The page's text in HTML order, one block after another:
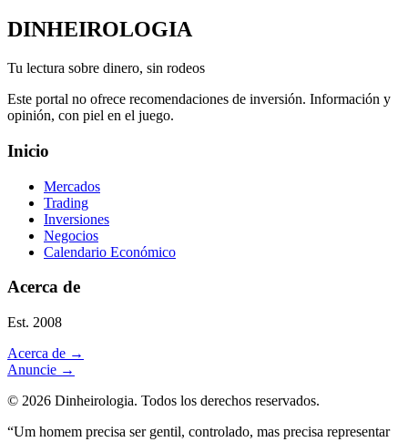
DINHEIROLOGIA
Tu lectura sobre dinero, sin rodeos
Este portal no ofrece recomendaciones de inversión. Información y
opinión, con piel en el juego.
Inicio
Mercados
Trading
Inversiones
Negocios
Calendario Económico
Acerca de
Est. 2008
Acerca de →
Anuncie →
© 2026 Dinheirologia. Todos los derechos reservados.
“Um homem precisa ser gentil, controlado, mas precisa representar